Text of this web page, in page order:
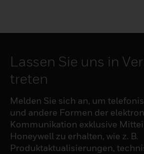
Lassen Sie uns in
treten
Melden Sie sich an, um
und andere Formen der
Kommunikation exklusive
Honeywell zu erhalten, wie z. B.
Produktaktualisierungen,